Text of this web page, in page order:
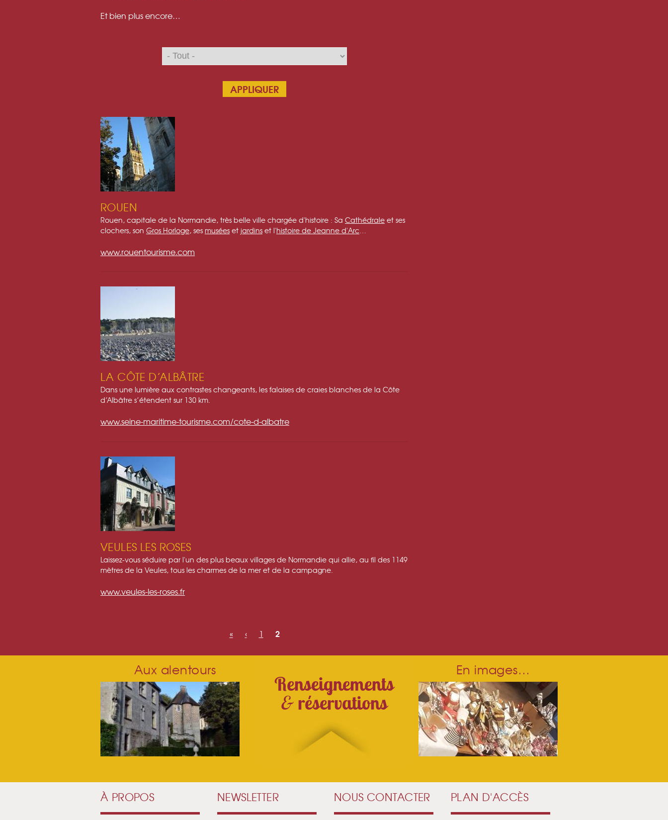
Et bien plus encore…
ROUEN
Rouen, capitale de la Normandie, très belle ville chargée d'histoire : Sa Cathédraleet ses
clochers, son Gros Horloge, sesmuséeset jardinset l'histoire de Jeanne d'Arc…
www.rouentourisme.com
LA CÔTE D’ALBÂTRE
Dans une lumière aux contrastes changeants, les falaises de craies blanches de la Côte
d’Albâtre s’étendent sur 130 km.
www.seine-maritime-tourisme.com/cote-d-albatre
VEULES LES ROSES
Laissez-vous séduire par l'un des plus beaux villages de Normandie qui allie, au fil des 1149
mètres de la Veules, tous les charmes de la mer et de la campagne.
www.veules-les-roses.fr
« ‹ 1 2
Aux alentours
Renseignements
&réservations
En images…
À PROPOS NEWSLETTER NOUS CONTACTER PLAN D'ACCÈS